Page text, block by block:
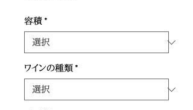
容積 *
ワインの種類 *